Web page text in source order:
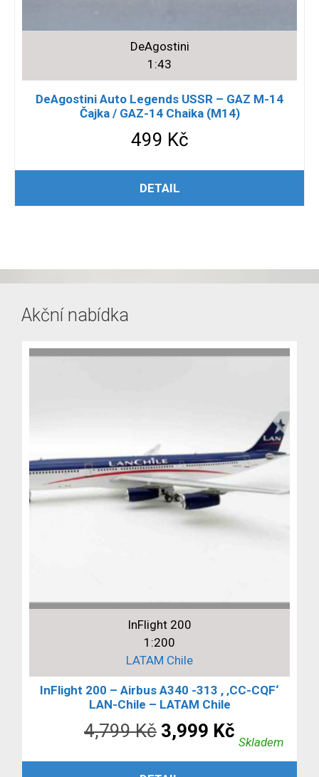
DeAgostini
1:43
DeAgostini Auto Legends USSR – GAZ M-14
Čajka / GAZ-14 Chaika (M14)
499 Kč
ČTĚTE VÍCE
DETAIL
Akční nabídka
InFlight 200
1:200
LATAM Chile
InFlight 200 – Airbus A340 -313 , ‚CC-CQF‘
LAN-Chile – LATAM Chile
4,799Kč Původní
cena
3,999 Kč
cena
Skladem